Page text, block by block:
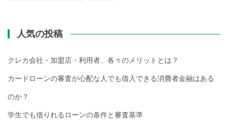
人気の投稿
クレカ会社・加盟店・利用者、各々のメリットとは？
カードローンの審査が心配な人でも借入できる消費者金融はある
のか？
学生でも借りれるローンの条件と審査基準